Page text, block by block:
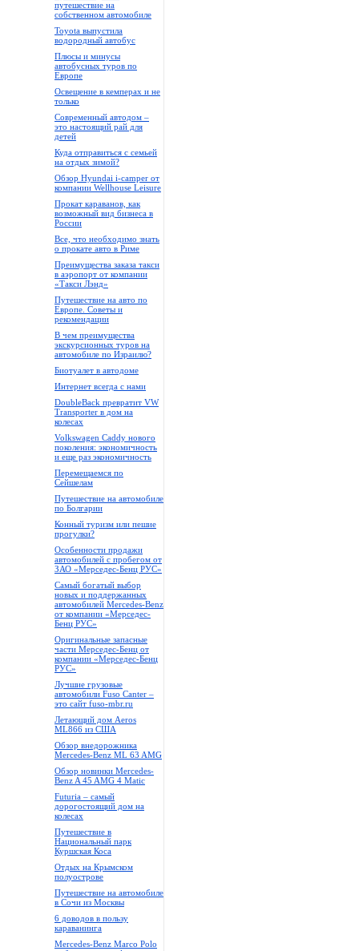
путешествие на
собственном автомобиле
Toyota выпустила
водородный автобус
Плюсы и минусы
автобусных туров по
Европе
Освещение в кемперах и не
только
Современный автодом –
это настоящий рай для
детей
Куда отправиться с семьей
на отдых зимой?
Обзор Hyundai i-camper от
компании Wellhouse Leisure
Прокат караванов, как
возможный вид бизнеса в
России
Все, что необходимо знать
о прокате авто в Риме
Преимущества заказа такси
в аэропорт от компании
«Такси Лэнд»
Путешествие на авто по
Европе. Советы и
рекомендации
В чем преимущества
экскурсионных туров на
автомобиле по Израилю?
Биотуалет в автодоме
Интернет всегда с нами
DoubleBack превратит VW
Transporter в дом на
колесах
Volkswagen Caddy нового
поколения: экономичность
и еще раз экономичность
Перемещаемся по
Сейшелам
Путешествие на автомобиле
по Болгарии
Конный туризм или пешие
прогулки?
Особенности продажи
автомобилей с пробегом от
ЗАО «Мерседес-Бенц РУС»
Самый богатый выбор
новых и поддержанных
автомобилей Mercedes-Benz
от компании «Мерседес-
Бенц РУС»
Оригинальные запасные
части Мерседес-Бенц от
компании «Мерседес-Бенц
РУС»
Лучшие грузовые
автомобили Fuso Canter –
это сайт fuso-mbr.ru
Летающий дом Aeros
ML866 из США
Обзор внедорожника
Mercedes-Benz ML 63 AMG
Обзор новинки Mercedes-
Benz A 45 AMG 4 Matic
Futuria – самый
дорогостоящий дом на
колесах
Путешествие в
Национальный парк
Куршская Коса
Отдых на Крымском
полуострове
Путешествие на автомобиле
в Сочи из Москвы
6 доводов в пользу
караванинга
Mercedes-Benz Marco Polo